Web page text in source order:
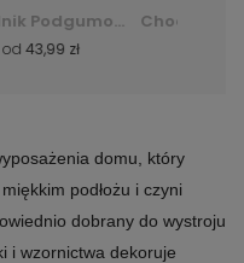
Chodnik Podgumowany 11 Inca (Monarch) - Bordo - czerwony
od43,99 zł
domu, który
podłożu i czyni
dobrany do wystroju
i wzornictwa dekoruje